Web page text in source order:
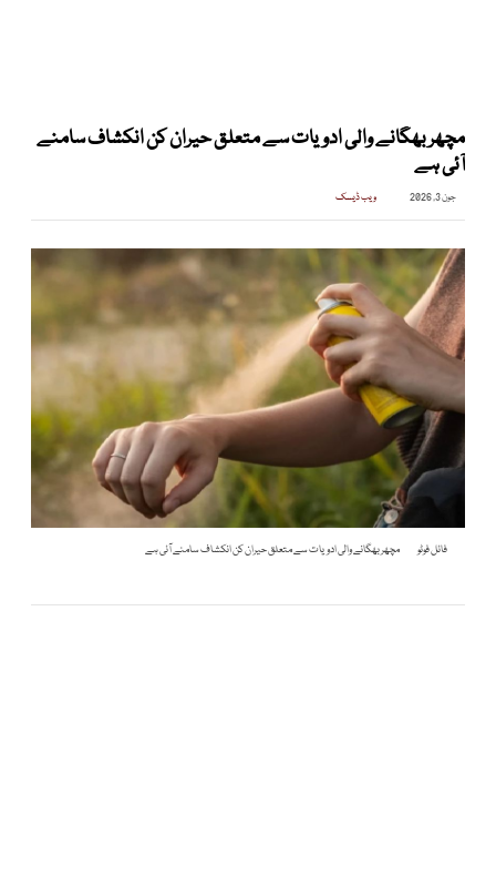
مچھر بھگانے والی ادویات سے متعلق حیران کن انکشاف سامنے
آئی ہے
جون 3, 2026 ویب ڈیسک
فائل فوٹو مچھر بھگانے والی ادویات سے متعلق حیران کن انکشاف سامنے آئی ہے